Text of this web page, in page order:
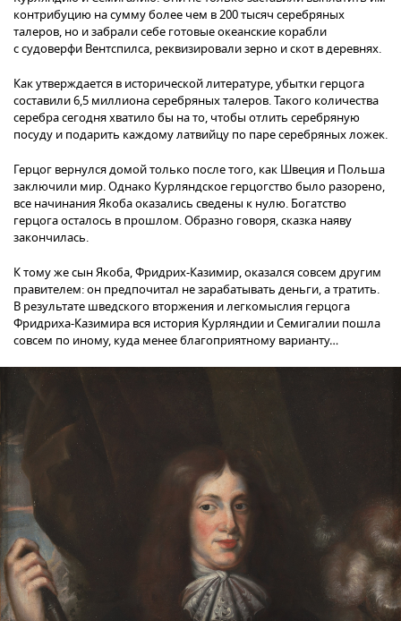
контрибуцию на сумму более чем в 200 тысяч серебряных
талеров, но и забрали себе готовые океанские корабли
с судоверфи Вентспилса, реквизировали зерно и скот в деревнях.
Как утверждается в исторической литературе, убытки герцога
составили 6,5 миллиона серебряных талеров. Такого количества
серебра сегодня хватило бы на то, чтобы отлить серебряную
посуду и подарить каждому латвийцу по паре серебряных ложек.
Герцог вернулся домой только после того, как Швеция и Польша
заключили мир. Однако Курляндское герцогство было разорено,
все начинания Якоба оказались сведены к нулю. Богатство
герцога осталось в прошлом. Образно говоря, сказка наяву
закончилась.
К тому же сын Якоба, Фридрих-Казимир, оказался совсем другим
правителем: он предпочитал не зарабатывать деньги, а тратить.
В результате шведского вторжения и легкомыслия герцога
Фридриха-Казимира вся история Курляндии и Семигалии пошла
совсем по иному, куда менее благоприятному варианту…